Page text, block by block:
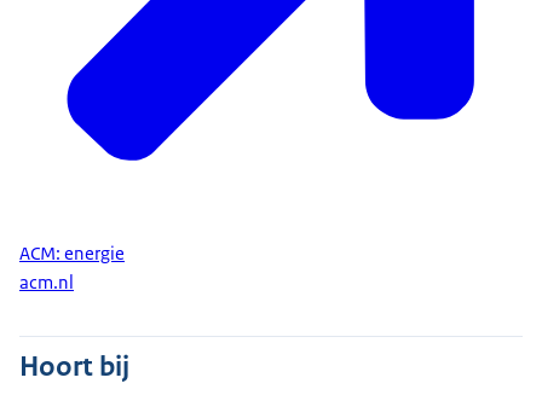
ACM: energie
acm.nl
Hoort bij